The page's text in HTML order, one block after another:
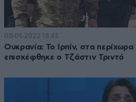
08·05·2022 18:45
Ουκρανία: Το Ιρπίν, στα
επισκέφθηκε ο Τζάστιν Τριντό